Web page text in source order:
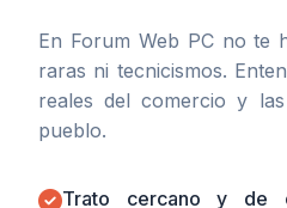
En Forum Web PC no te
raras ni tecnicismos.
reales del comercio y
pueblo.
Trato cercano y de